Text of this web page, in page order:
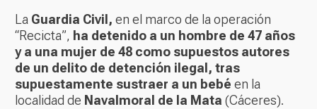
La Guardia Civil, en el marco de la operación
“Recicta”, ha detenido a un hombre de 47 años
y a una mujer de 48 como supuestos autores
de un delito de detención ilegal, tras
supuestamente sustraer a un bebé en la
localidad de Navalmoral de la Mata (Cáceres).